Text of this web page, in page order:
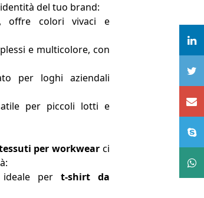
del tuo brand:
offre colori vivaci e
e multicolore, con
per loghi aziendali
per piccoli lotti e
per workwear ci
per t-shirt da